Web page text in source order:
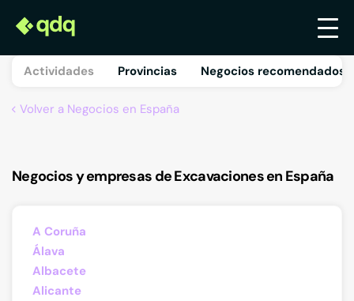
Actividades Provincias Negocios recomendados
Volver a Negocios en España
Negocios y empresas de Excavaciones en España
A Coruña
Álava
Albacete
Alicante